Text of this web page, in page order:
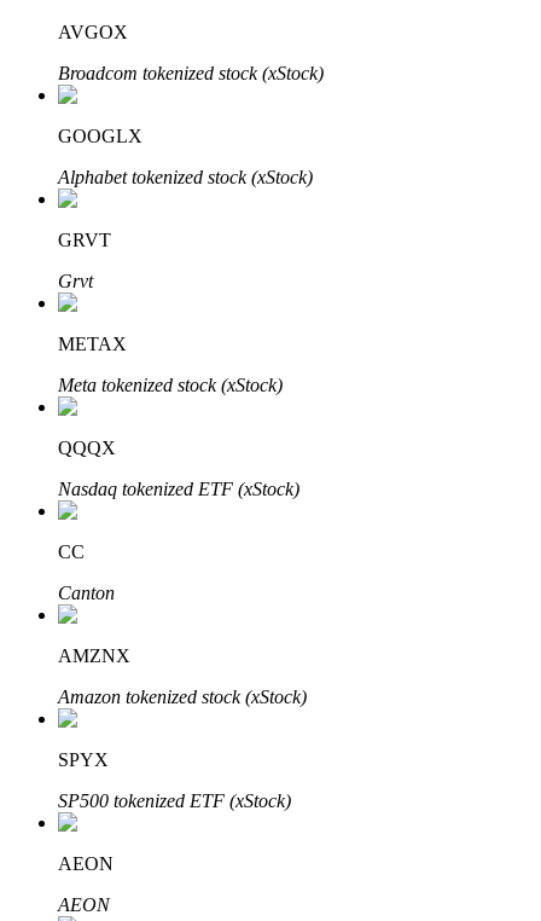
Investimento Automático
Aprenda a apostar
Aprenda como ganhar renda passiva
Bitrue
AI
Parceiros Bitrue
AVGOX
Broadcom tokenized stock (xStock)
GOOGLX
Alphabet tokenized stock (xStock)
GRVT
Grvt
METAX
Meta tokenized stock (xStock)
QQQX
Nasdaq tokenized ETF (xStock)
CC
Canton
AMZNX
Amazon tokenized stock (xStock)
SPYX
SP500 tokenized ETF (xStock)
AEON
AEON